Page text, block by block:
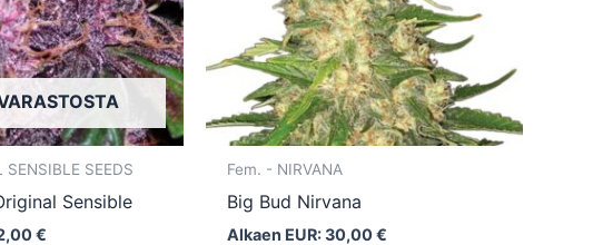
SEEDS
Sensible
€
tehdä
valinnat
tuotteen
sivulla.
Fem. - NIRVANA
Big Bud Nirvana
Alkaen EUR:30,00€
tehdä
tuotteen